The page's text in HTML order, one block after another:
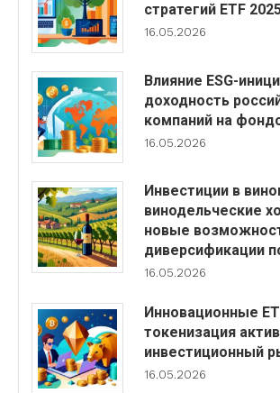
стратегий ETF
16.05.2026
Влияние ESG-
доходность
компаний на
16.05.2026
Инвестиции в
винодельческие
новые
диверсификации
16.05.2026
Инновационные
токенизация
инвестиционный
16.05.2026